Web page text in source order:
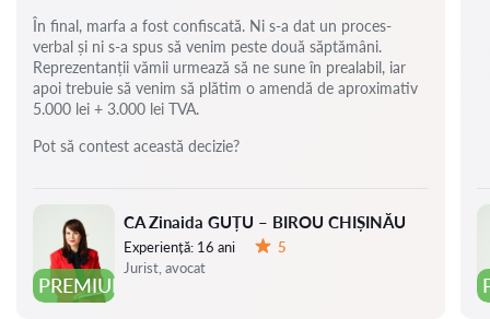
PREMIUM
CA Zinaida GUȚU – BIROU CHIȘINĂU
Experiență: 16 ani
5
Jurist, avocat
În final, marfa a fost confiscată. Ni s-a dat un proces-
verbal și ni s-a spus să venim peste două săptămâni.
Reprezentanții vămii urmează să ne sune în prealabil, iar
apoi trebuie să venim să plătim o amendă de aproximativ
5.000 lei + 3.000 lei TVA.
Pot să contest această decizie?